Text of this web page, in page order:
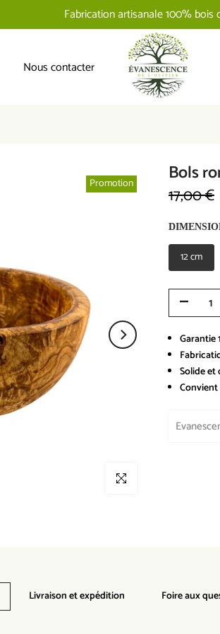
Livraison offertepour toutes les commandes
Nous contacter
Promotion Bols
17,00 €
12 cm
Garantie
Solide et
Livraison et expédition Foire aux